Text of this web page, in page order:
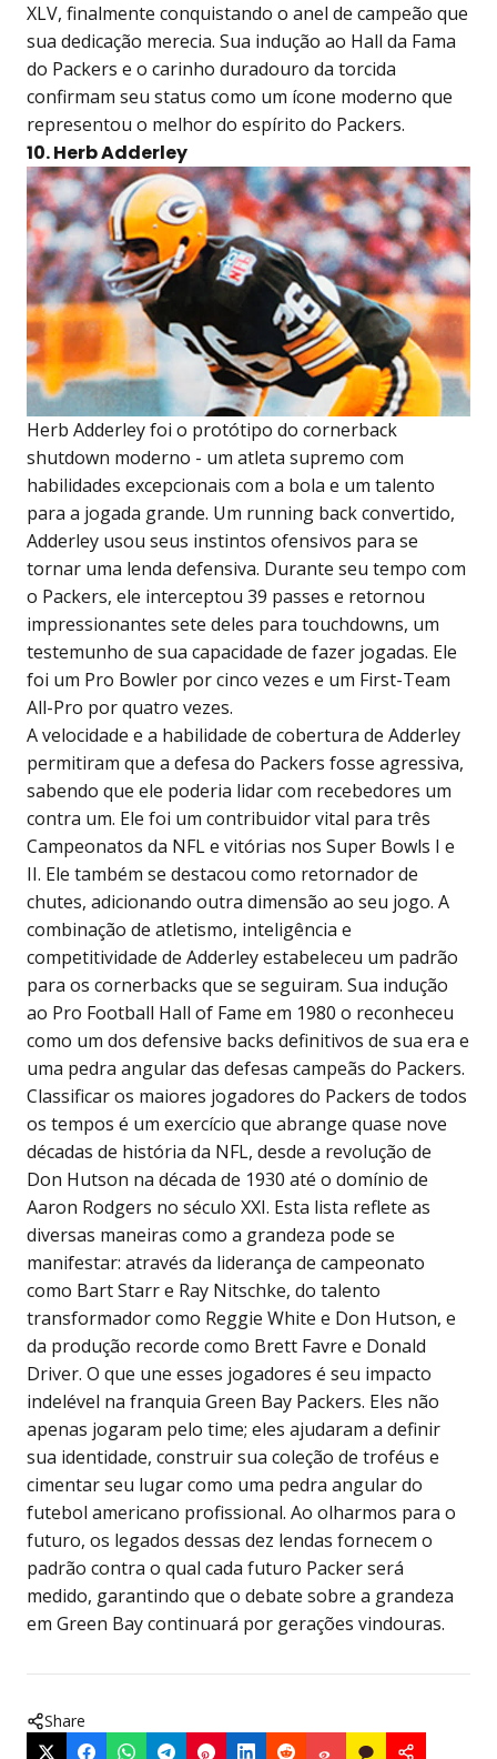
XLV, finalmente conquistando o anel de campeão que
sua dedicação merecia. Sua indução ao Hall da Fama
do Packers e o carinho duradouro da torcida
confirmam seu status como um ícone moderno que
representou o melhor do espírito do Packers.
10. Herb Adderley
Herb Adderley foi o protótipo do cornerback
shutdown moderno - um atleta supremo com
habilidades excepcionais com a bola e um talento
para a jogada grande. Um running back convertido,
Adderley usou seus instintos ofensivos para se
tornar uma lenda defensiva. Durante seu tempo com
o Packers, ele interceptou 39 passes e retornou
impressionantes sete deles para touchdowns, um
testemunho de sua capacidade de fazer jogadas. Ele
foi um Pro Bowler por cinco vezes e um First-Team
All-Pro por quatro vezes.
A velocidade e a habilidade de cobertura de Adderley
permitiram que a defesa do Packers fosse agressiva,
sabendo que ele poderia lidar com recebedores um
contra um. Ele foi um contribuidor vital para três
Campeonatos da NFL e vitórias nos Super Bowls I e
II. Ele também se destacou como retornador de
chutes, adicionando outra dimensão ao seu jogo. A
combinação de atletismo, inteligência e
competitividade de Adderley estabeleceu um padrão
para os cornerbacks que se seguiram. Sua indução
ao Pro Football Hall of Fame em 1980 o reconheceu
como um dos defensive backs definitivos de sua era e
uma pedra angular das defesas campeãs do Packers.
Classificar os maiores jogadores do Packers de todos
os tempos é um exercício que abrange quase nove
décadas de história da NFL, desde a revolução de
Don Hutson na década de 1930 até o domínio de
Aaron Rodgers no século XXI. Esta lista reflete as
diversas maneiras como a grandeza pode se
manifestar: através da liderança de campeonato
como Bart Starr e Ray Nitschke, do talento
transformador como Reggie White e Don Hutson, e
da produção recorde como Brett Favre e Donald
Driver. O que une esses jogadores é seu impacto
indelével na franquia Green Bay Packers. Eles não
apenas jogaram pelo time; eles ajudaram a definir
sua identidade, construir sua coleção de troféus e
cimentar seu lugar como uma pedra angular do
futebol americano profissional. Ao olharmos para o
futuro, os legados dessas dez lendas fornecem o
padrão contra o qual cada futuro Packer será
medido, garantindo que o debate sobre a grandeza
em Green Bay continuará por gerações vindouras.
Share